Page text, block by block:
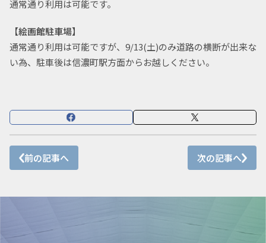
通常通り利用は可能です。
【絵画館駐車場】
通常通り利用は可能ですが、9/13(土)のみ道路の横断が出来な
い為、駐車後は信濃町駅方面からお越しください。
前の記事へ 次の記事へ